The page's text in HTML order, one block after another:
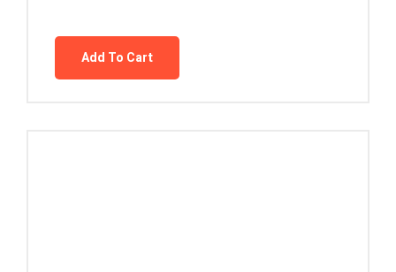
Add To Cart